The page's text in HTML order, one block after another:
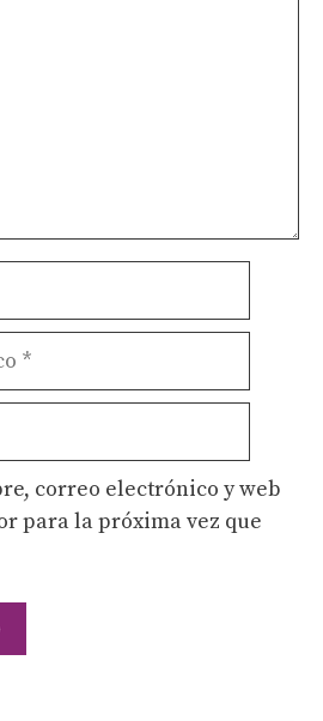
correo electrónico y web
para la próxima vez que